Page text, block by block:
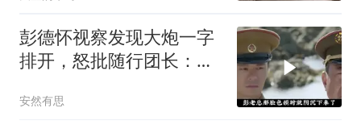
彭德怀视察发现大炮一字
排开，怒批随行团长：你
安然有思